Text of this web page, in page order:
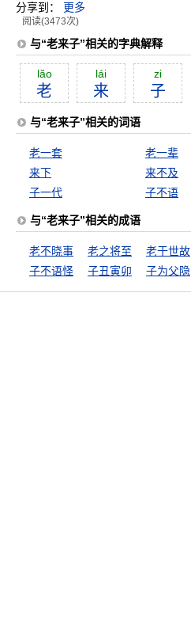
分享到： 更多
阅读(3473次)
与“老来子”相关的字典解释
lăo
老
lái
来
zi
子
与“老来子”相关的词语
老一套 老一辈
来下
来不及
子一代
子不语
与“老来子”相关的成语
老不晓事 老之将至 老于世故
子不语怪
子丑寅卯 子为父隐